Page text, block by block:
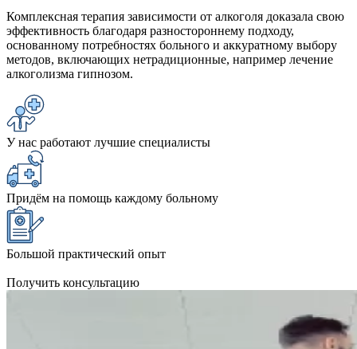
Комплексная терапия зависимости от алкоголя доказала свою
эффективность благодаря разностороннему подходу,
основанному потребностях больного и аккуратному выбору
методов, включающих нетрадиционные, например лечение
алкоголизма гипнозом.
У нас работают лучшие специалисты
Придём на помощь каждому больному
Большой практический опыт
Получить консультацию